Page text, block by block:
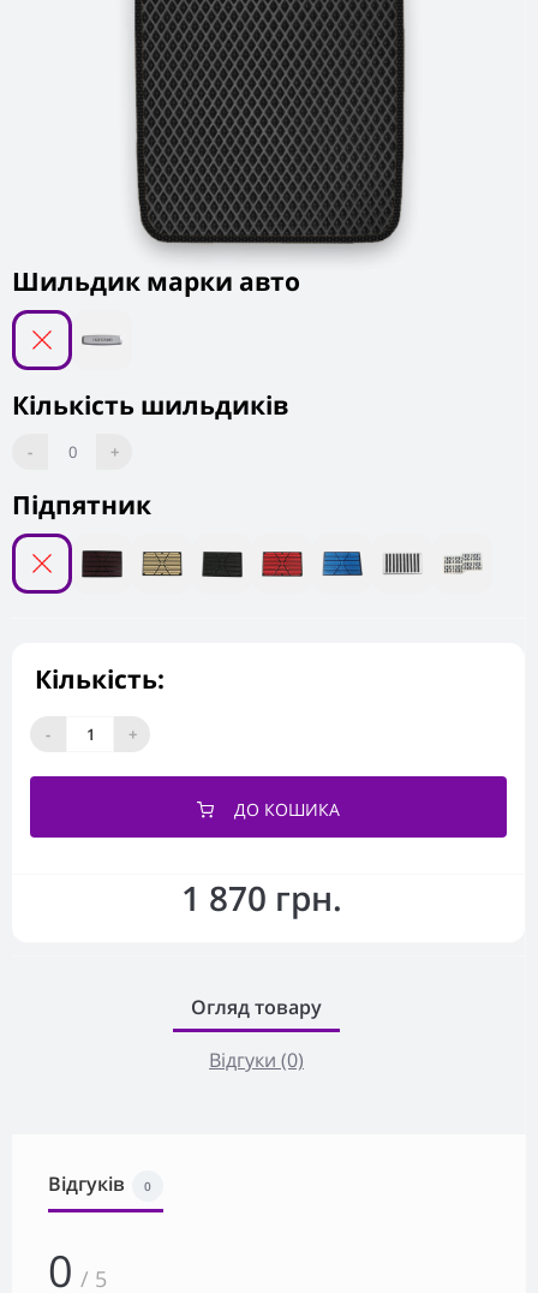
1 870 грн.
Підпятник
Шильдик марки авто
Кількість шильдиків
- 0 +
Кількість:
- +
ДО КОШИКА
Огляд товару
Відгуки (0)
Відгуків 0
0 / 5